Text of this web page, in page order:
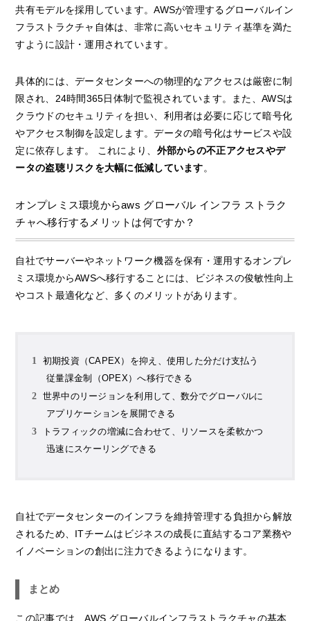
共有モデルを採用しています。AWSが管理するグローバルイン
フラストラクチャ自体は、非常に高いセキュリティ基準を満た
すように設計・運用されています。
具体的には、データセンターへの物理的なアクセスは厳密に制
限され、24時間365日体制で監視されています。また、AWSは
クラウドのセキュリティを担い、利用者は必要に応じて暗号化
やアクセス制御を設定します。データの暗号化はサービスや設
定に依存します。 これにより、 外部からの不正アクセスやデ
ータの盗聴リスクを大幅に低減しています。
オンプレミス環境からaws グローバル インフラ ストラク
チャへ移行するメリットは何ですか？
自社でサーバーやネットワーク機器を保有・運用するオンプレ
ミス環境からAWSへ移行することには、ビジネスの俊敏性向上
やコスト最適化など、多くのメリットがあります。
初期投資（CAPEX）を抑え、使用した分だけ支払う
従量課金制（OPEX）へ移行できる
世界中のリージョンを利用して、数分でグローバルに
アプリケーションを展開できる
トラフィックの増減に合わせて、リソースを柔軟かつ
迅速にスケーリングできる
自社でデータセンターのインフラを維持管理する負担から解放
されるため、ITチームはビジネスの成長に直結するコア業務や
イノベーションの創出に注力できるようになります。
まとめ
この記事では、AWS グローバルインフラストラクチャの基本